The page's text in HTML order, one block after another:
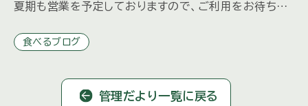
夏期も営業を予定しておりますので、ご利用をお待ちし
[…]
食べるブログ
管理だより一覧に戻る